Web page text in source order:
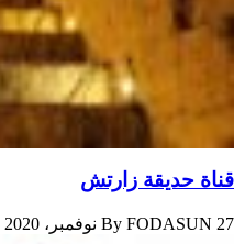
قناة حدیقة زارتش
By FODASUN 27 نوفمبر، 2020